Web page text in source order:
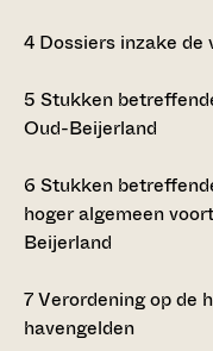
4 Dossiers inzake de
5 Stukken
Oud-Beijerland
6 Stukken
hoger algemeen
Beijerland
7Verordening op de
havengelden